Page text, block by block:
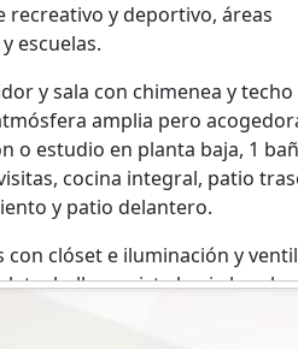
recreativo y deportivo, áreas
escuelas.
y sala con chimenea y
amplia pero
o estudio en planta baja, 1
cocina integral, patio
y patio delantero.
con clóset e iluminación y
hall con vista hacia la sala.